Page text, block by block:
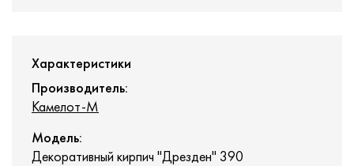
Характеристики
Производитель:
Камелот-М
Модель:
Декоративный кирпич "Дрезден" 390